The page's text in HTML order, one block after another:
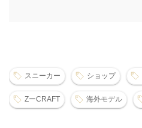
スニーカー ショップ
ZーCRAFT 海外モデル